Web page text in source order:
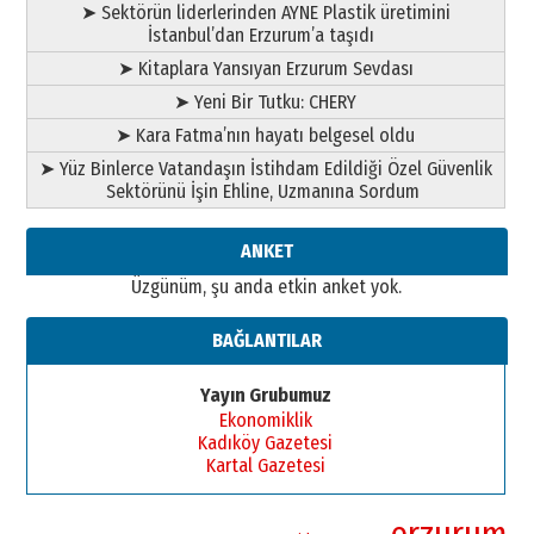
➤ Sektörün liderlerinden AYNE Plastik üretimini
İstanbul’dan Erzurum’a taşıdı
➤ Kitaplara Yansıyan Erzurum Sevdası
➤ Yeni Bir Tutku: CHERY
➤ Kara Fatma’nın hayatı belgesel oldu
➤ Yüz Binlerce Vatandaşın İstihdam Edildiği Özel Güvenlik
Sektörünü İşin Ehline, Uzmanına Sordum
ANKET
Üzgünüm, şu anda etkin anket yok.
BAĞLANTILAR
Yayın Grubumuz
Ekonomiklik
Kadıköy Gazetesi
Kartal Gazetesi